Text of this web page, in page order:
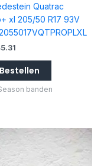
Quatrac
xl 205/50 R17 93V
Bestellen
banden